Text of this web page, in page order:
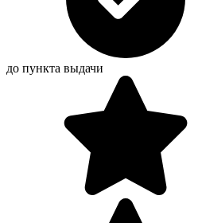
до пункта выдачи